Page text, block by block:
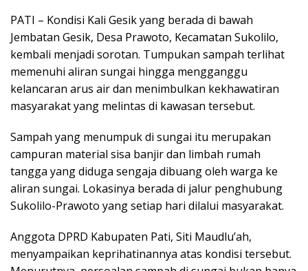
PATI – Kondisi Kali Gesik yang berada di bawah
Jembatan Gesik, Desa Prawoto, Kecamatan Sukolilo,
kembali menjadi sorotan. Tumpukan sampah terlihat
memenuhi aliran sungai hingga mengganggu
kelancaran arus air dan menimbulkan kekhawatiran
masyarakat yang melintas di kawasan tersebut.
Sampah yang menumpuk di sungai itu merupakan
campuran material sisa banjir dan limbah rumah
tangga yang diduga sengaja dibuang oleh warga ke
aliran sungai. Lokasinya berada di jalur penghubung
Sukolilo-Prawoto yang setiap hari dilalui masyarakat.
Anggota DPRD Kabupaten Pati, Siti Maudlu’ah,
menyampaikan keprihatinannya atas kondisi tersebut.